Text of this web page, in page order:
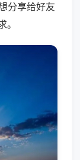
分享给好友